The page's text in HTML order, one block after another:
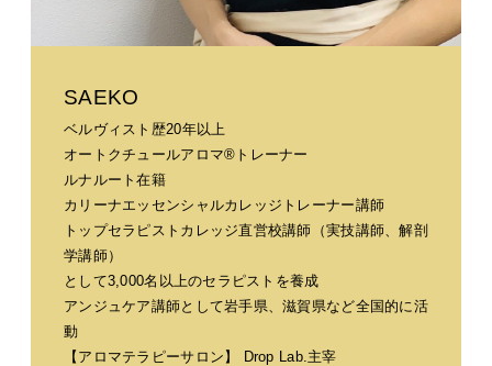
SAEKO
ベルヴィスト歴20年以上
オートクチュールアロマ®トレーナー
ルナルート在籍
カリーナエッセンシャルカレッジトレーナー講師
トップセラピストカレッジ直営校講師（実技講師、解剖
学講師）
として3,000名以上のセラピストを養成
アンジュケア講師として岩手県、滋賀県など全国的に活
動
【アロマテラピーサロン】 Drop Lab.主宰